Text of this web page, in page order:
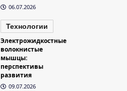
06.07.2026
Технологии
Электрожидкостные
волокнистые
мышцы:
перспективы
развития
09.07.2026